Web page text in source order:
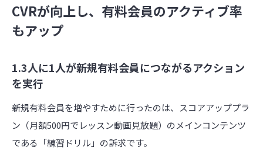
CVRが向上し、有料会員のアクティブ率
もアップ
1.3人に1人が新規有料会員につながるアクション
を実行
新規有料会員を増やすために行ったのは、スコアアッププラ
ン（月額500円でレッスン動画見放題）のメインコンテンツ
である「練習ドリル」の訴求です。